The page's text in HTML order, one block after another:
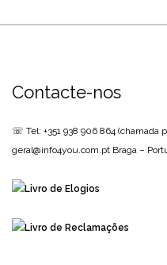
Contacte-nos
☏ Tel: +351 938 906 864 (chamada
geral@info4you.com.pt Braga –